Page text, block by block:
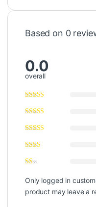
Based on 0
0.0
overall
Only logged in
product may leave a